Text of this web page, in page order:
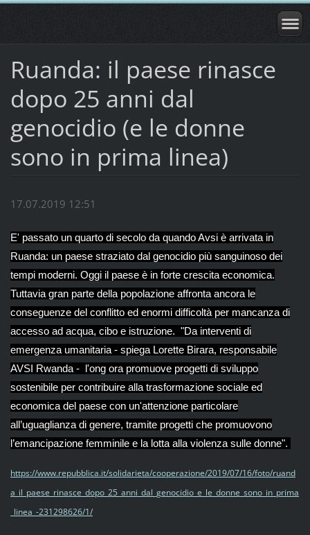
Ruanda: il paese rinasce
dopo 25 anni dal
genocidio (e le donne
sono in prima linea)
17.07.2019 12:51
E' passato un quarto di secolo da quando Avsi è arrivata in
Ruanda: un paese straziato dal genocidio più sanguinoso dei
tempi moderni. Oggi il paese è in forte crescita economica.
Tuttavia gran parte della popolazione affronta ancora le
conseguenze del conflitto ed enormi difficoltà per mancanza di
accesso ad acqua, cibo e istruzione. "Da interventi di
emergenza umanitaria - spiega Lorette Birara, responsabile
AVSI Rwanda - l'ong ora promuove progetti di sviluppo
sostenibile per contribuire alla trasformazione sociale ed
economica del paese con un'attenzione particolare
all’uguaglianza di genere, tramite progetti che promuovono
l’emancipazione femminile e la lotta alla violenza sulle donne".
https://www.repubblica.it/solidarieta/cooperazione/2019/07/16/foto/ruand
a_il_paese_rinasce_dopo_25_anni_dal_genocidio_e_le_donne_sono_in_prima
_linea_-231298626/1/